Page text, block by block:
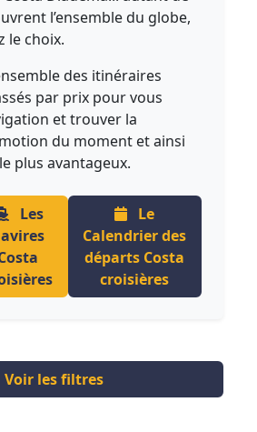
l’ensemble du globe,
le choix.
des itinéraires
par prix pour vous
et trouver la
du moment et ainsi
plus avantageux.
Les
Le
Calendrier des
départs Costa
croisières
Voir les filtres